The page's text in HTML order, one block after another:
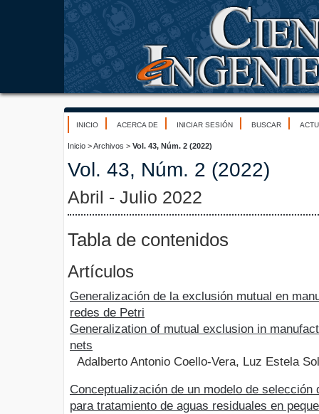
INICIO ACERCA DE INICIAR SESIÓN BUSCAR
Inicio >Archivos > Vol. 43, Núm. 2 (2022)
Vol. 43, Núm. 2 (2022)
Abril - Julio 2022
Tabla de contenidos
Artículos
Generalización de la exclusión mutual en
redes de Petri
Generalization of mutual exclusion in
nets
Adalberto Antonio Coello-Vera, Luz Estela
Conceptualización de un modelo de selección
para tratamiento de aguas residuales en